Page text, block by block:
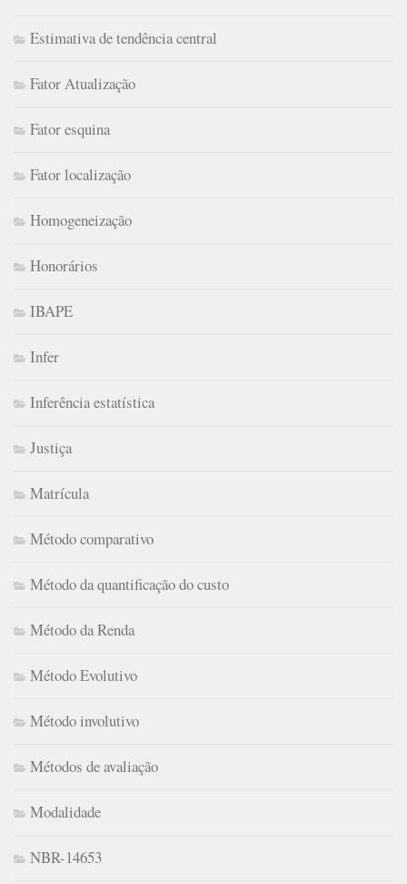
Estimativa de tendência central
Fator Atualização
Fator esquina
Fator localização
Homogeneização
Honorários
IBAPE
Infer
Inferência estatística
Justiça
Matrícula
Método comparativo
Método da quantificação do custo
Método da Renda
Método Evolutivo
Método involutivo
Métodos de avaliação
Modalidade
NBR-14653